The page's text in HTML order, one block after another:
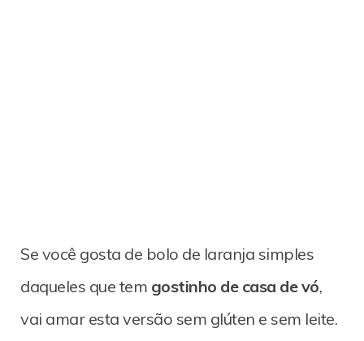
Se você gosta de bolo de laranja simples
daqueles que tem gostinho de casa de vó,
vai amar esta versão sem glúten e sem leite.